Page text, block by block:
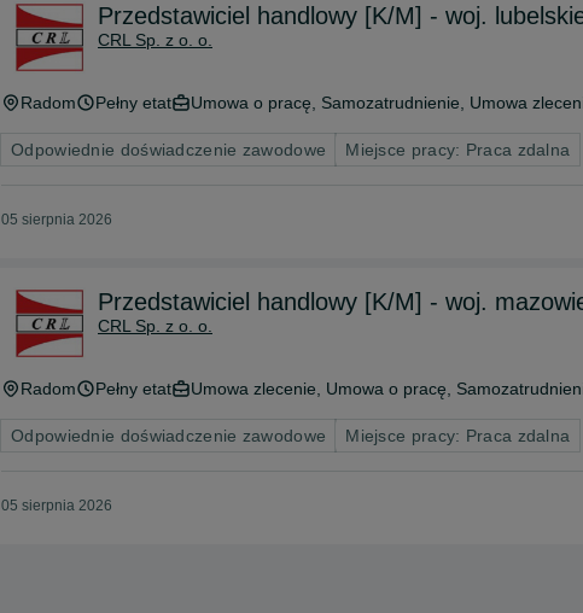
Przedstawiciel handlowy [K/M] - woj.
CRL Sp. z o. o.
Radom Pełny etat Umowa o pracę, Samozatrudnienie, Umowa
Odpowiednie doświadczenie zawodowe Miejsce pracy: Praca zdalna
05 sierpnia 2026
Przedstawiciel handlowy [K/M] - woj.
CRL Sp. z o. o.
Radom Pełny etat Umowa zlecenie, Umowa o pracę,
Odpowiednie doświadczenie zawodowe Miejsce pracy: Praca zdalna
05 sierpnia 2026